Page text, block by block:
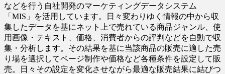
などを行う自社開発のマーケティングデータシステム
「MIS」を活用しています。日々変わりゆく情報の中から収
集したデータを基にネット上で売れている商品ジャンル、使
用画像・テキスト、価格、消費者からの評判などを自動で収
集・分析します。その結果を基に当該商品の販売に適した売
り場を選択してページ制作や価格など各種条件を設定して販
売。日々その設定を変化させながら最適な販売結果に結びつ